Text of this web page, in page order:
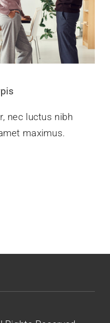
nec luctus nibh
maximus.